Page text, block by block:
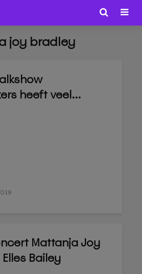
joy bradley
heeft veel...
Mattanja Joy
Bailey